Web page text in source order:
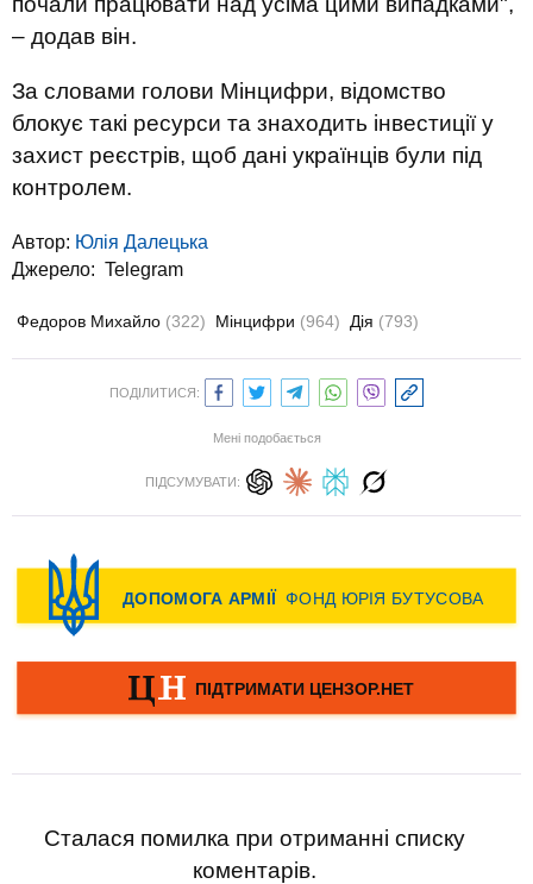
– додав він.
За словами голови Мінцифри, відомство
блокує такі ресурси та знаходить інвестиції у
захист реєстрів, щоб дані українців були під
контролем.
Автор: Юлiя Далецька
Джерело: Telegram
Федоров Михайло (322) Мінцифри (964) Дія (793)
ПОДІЛИТИСЯ:
Мені подобається
ПІДСУМУВАТИ:
Сталася помилка при отриманні списку
коментарів.